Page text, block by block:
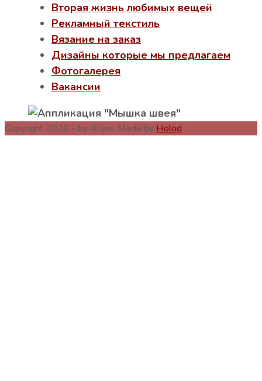
Вторая жизнь любимых вещей
Рекламный текстиль
Вязание на заказ
Дизайны которые мы предлагаем
Фотогалерея
Вакансии
Copyright 2020 - by Arijas. Made by Holod